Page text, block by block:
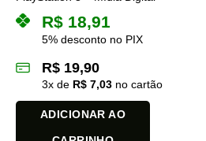
R$ 18,91
5% desconto no PIX
R$ 19,90
3x de R$ 7,03 no cartão
ADICIONAR AO